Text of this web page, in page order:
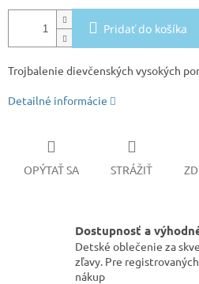
Pridať do košíka
Trojbalenie dievčenských vysokých
Detailné informácie
OPÝTAŤ SA STRÁŽIŤ
Dostupnosť a
Detské oblečenie za
zľavy. Pre
nákup